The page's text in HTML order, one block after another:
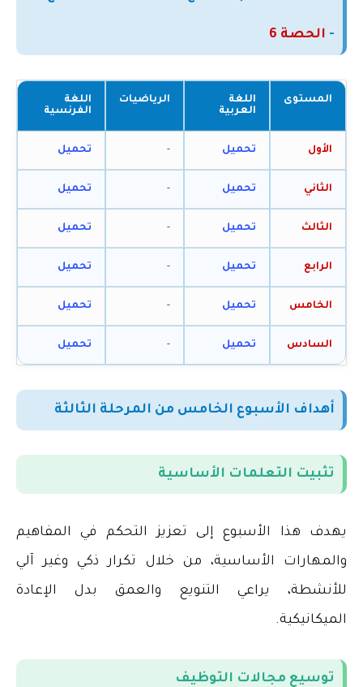
- الحصة 6
المستوى
اللغة
العربية
الرياضيات
اللغة
الفرنسية
الأول تحميل - تحميل
الثاني تحميل - تحميل
الثالث تحميل - تحميل
الرابع تحميل - تحميل
الخامس تحميل - تحميل
السادس تحميل - تحميل
أهداف الأسبوع الخامس من المرحلة الثالثة
تثبيت التعلمات الأساسية
يهدف هذا الأسبوع إلى تعزيز التحكم في المفاهيم
والمهارات الأساسية، من خلال تكرار ذكي وغير آلي
للأنشطة، يراعي التنويع والعمق بدل الإعادة
الميكانيكية.
توسيع مجالات التوظيف